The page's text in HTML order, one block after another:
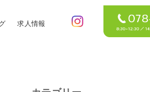
求人情報